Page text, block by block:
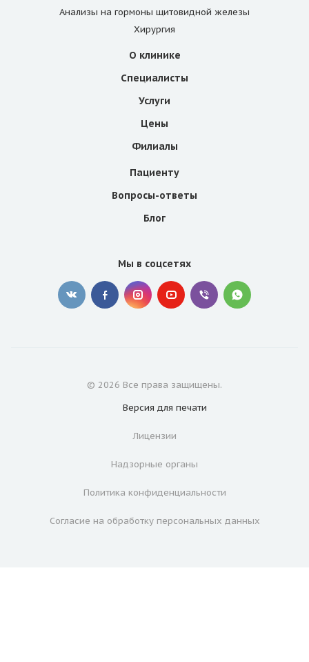
Анализы на гормоны щитовидной железы
Хирургия
О клинике
Специалисты
Услуги
Цены
Филиалы
Пациенту
Вопросы-ответы
Блог
Мы в соцсетях
© 2026 Все права защищены.
Версия для печати
Лицензии
Надзорные органы
Политика конфиденциальности
Согласие на обработку персональных данных